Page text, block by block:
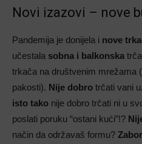
Novi izazovi – nove
Pandemija je donijela i nove
učestala sobna i balkonska
trkača na društvenim mrežama
pakosti). Nije dobro trčati vani
isto tako nije dobro trčati ni u
poslati poruku “ostani kući”!?
način da održavaš formu?